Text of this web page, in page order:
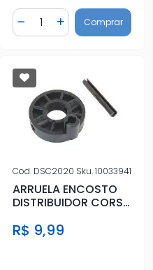
Diminuir Quantidade
Quantidade
AdicionarComprar
Cod. DSC2020 Sku.10033941
ARRUELA ENCOSTO
DISTRIBUIDOR CORSA
R$ 9,99